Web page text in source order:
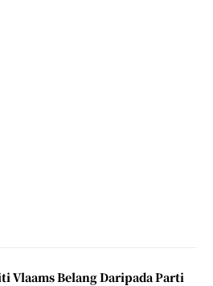
Vlaams Belang Daripada Parti